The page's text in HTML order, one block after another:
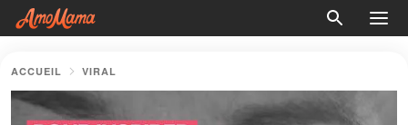
ACCUEIL VIRAL